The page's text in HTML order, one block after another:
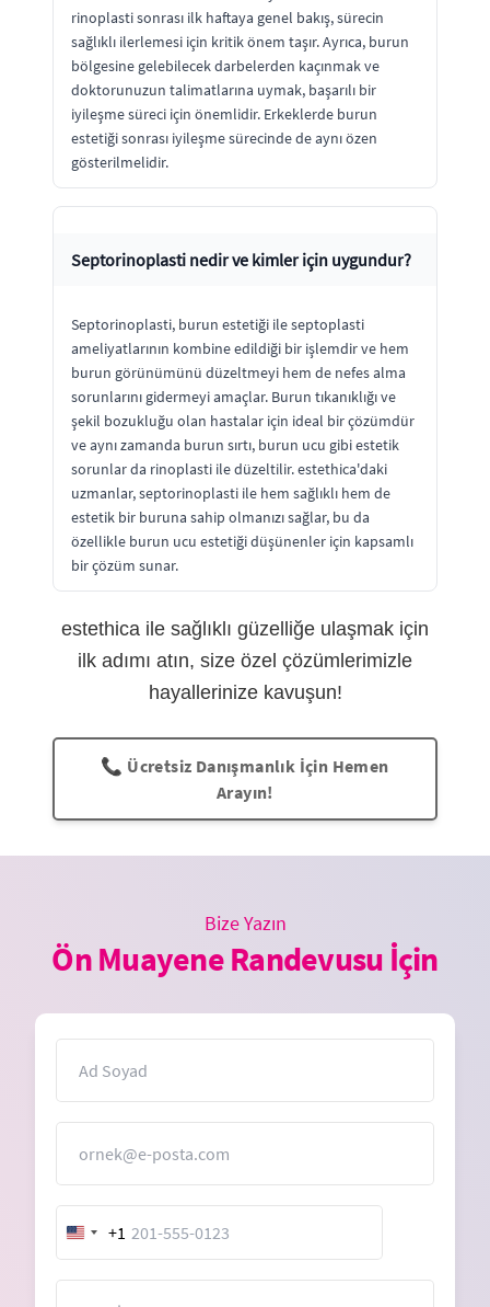
rinoplasti sonrası ilk haftaya genel bakış, sürecin
sağlıklı ilerlemesi için kritik önem taşır. Ayrıca, burun
bölgesine gelebilecek darbelerden kaçınmak ve
doktorunuzun talimatlarına uymak, başarılı bir
iyileşme süreci için önemlidir. Erkeklerde burun
estetiği sonrası iyileşme sürecinde de aynı özen
gösterilmelidir.
Septorinoplasti nedir ve kimler için uygundur?
Septorinoplasti, burun estetiği ile septoplasti
ameliyatlarının kombine edildiği bir işlemdir ve hem
burun görünümünü düzeltmeyi hem de nefes alma
sorunlarını gidermeyi amaçlar. Burun tıkanıklığı ve
şekil bozukluğu olan hastalar için ideal bir çözümdür
ve aynı zamanda burun sırtı, burun ucu gibi estetik
sorunlar da rinoplasti ile düzeltilir. estethica'daki
uzmanlar, septorinoplasti ile hem sağlıklı hem de
estetik bir buruna sahip olmanızı sağlar, bu da
özellikle burun ucu estetiği düşünenler için kapsamlı
bir çözüm sunar.
estethica ile sağlıklı güzelliğe ulaşmak için
ilk adımı atın, size özel çözümlerimizle
hayallerinize kavuşun!
📞 Ücretsiz Danışmanlık İçin Hemen
Arayın!
Bize Yazın
Ön Muayene Randevusu İçin
United
States
+1